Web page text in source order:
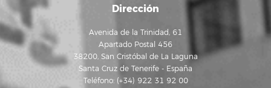
Dirección
Avenida de la Trinidad, 61
Apartado Postal 456
38200, San Cristóbal de La Laguna
Santa Cruz de Tenerife - España
Teléfono: (+34) 922 31 92 00